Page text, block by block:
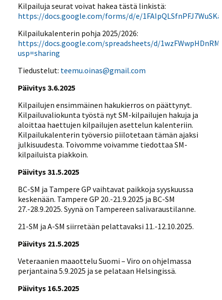
Kilpailuja seurat voivat hakea tästä linkistä:
https://docs.google.com/forms/d/e/
Kilpailukalenterin pohja 2025/2026:
https://docs.google.com/spreadsheets/d/
usp=sharing
Tiedustelut: teemu.oinas@gmail.com
Päivitys 3.6.2025
Kilpailujen ensimmäinen hakukierros on päättynyt.
Kilpailuvaliokunta työstä nyt SM-kilpailujen hakuja ja
aloittaa haettujen kilpailujen asettelun kalenteriin.
Kilpailukalenterin työversio piilotetaan tämän ajaksi
julkisuudesta. Toivomme voivamme tiedottaa SM-
kilpailuista piakkoin.
Päivitys 31.5.2025
BC-SM ja Tampere GP vaihtavat paikkoja syyskuussa
keskenään. Tampere GP 20.-21.9.2025 ja BC-SM
27.-28.9.2025. Syynä on Tampereen salivaraustilanne.
21-SM ja A-SM siirretään pelattavaksi 11.-12.10.2025.
Päivitys 21.5.2025
Veteraanien maaottelu Suomi – Viro on ohjelmassa
perjantaina 5.9.2025 ja se pelataan Helsingissä.
Päivitys 16.5.2025